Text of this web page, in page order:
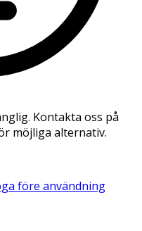
Kontakta oss på
möjliga alternativ.
före användning